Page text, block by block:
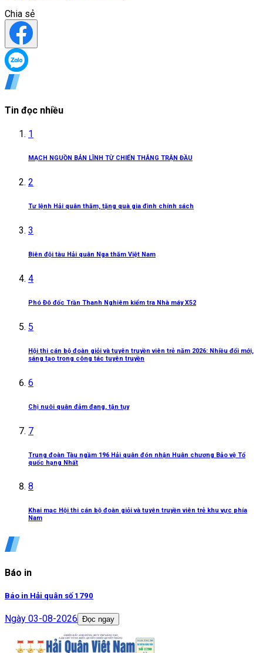
Chia sẻ
Tin đọc nhiều
1
MẠCH NGUỒN BẢN LĨNH TỪ CHIẾN THẮNG TRẬN ĐẦU
2
Tư lệnh Hải quân thăm, tặng quà gia đình chính sách
3
Biên đội tàu Hải quân Nga thăm Việt Nam
4
Phó Đô đốc Trần Thanh Nghiêm kiểm tra Nhà máy X52
5
Hội thi cán bộ đoàn giỏi và tuyên truyền viên trẻ năm 2026: Nhiều đổi mới,
sáng tạo trong công tác tuyên truyền
6
Chị nuôi quân đảm đang, tận tụy
7
Trung đoàn Tàu ngầm 196 Hải quân đón nhận Huân chương Bảo vệ Tổ
quốc hạng Nhất
8
Khai mạc Hội thi cán bộ đoàn giỏi và tuyên truyền viên trẻ khu vực phía
Nam
Báo in
Báo in Hải quân số 1790
Ngày 03-08-2026 Đọc ngay